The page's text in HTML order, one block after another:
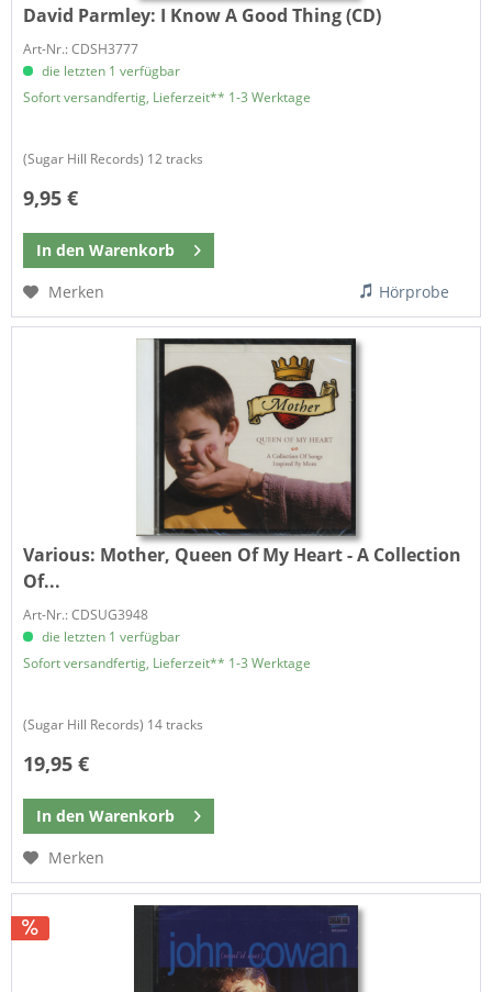
David Parmley: I Know A Good Thing (CD)
Art-Nr.: CDSH3777
die letzten 1 verfügbar
Sofort versandfertig, Lieferzeit** 1-3 Werktage
(Sugar Hill Records) 12 tracks
9,95 €
In den Warenkorb
Merken
Hörprobe
Various: Mother, Queen Of My Heart - A Collection
Of...
Art-Nr.: CDSUG3948
die letzten 1 verfügbar
Sofort versandfertig, Lieferzeit** 1-3 Werktage
(Sugar Hill Records) 14 tracks
19,95 €
In den Warenkorb
Merken